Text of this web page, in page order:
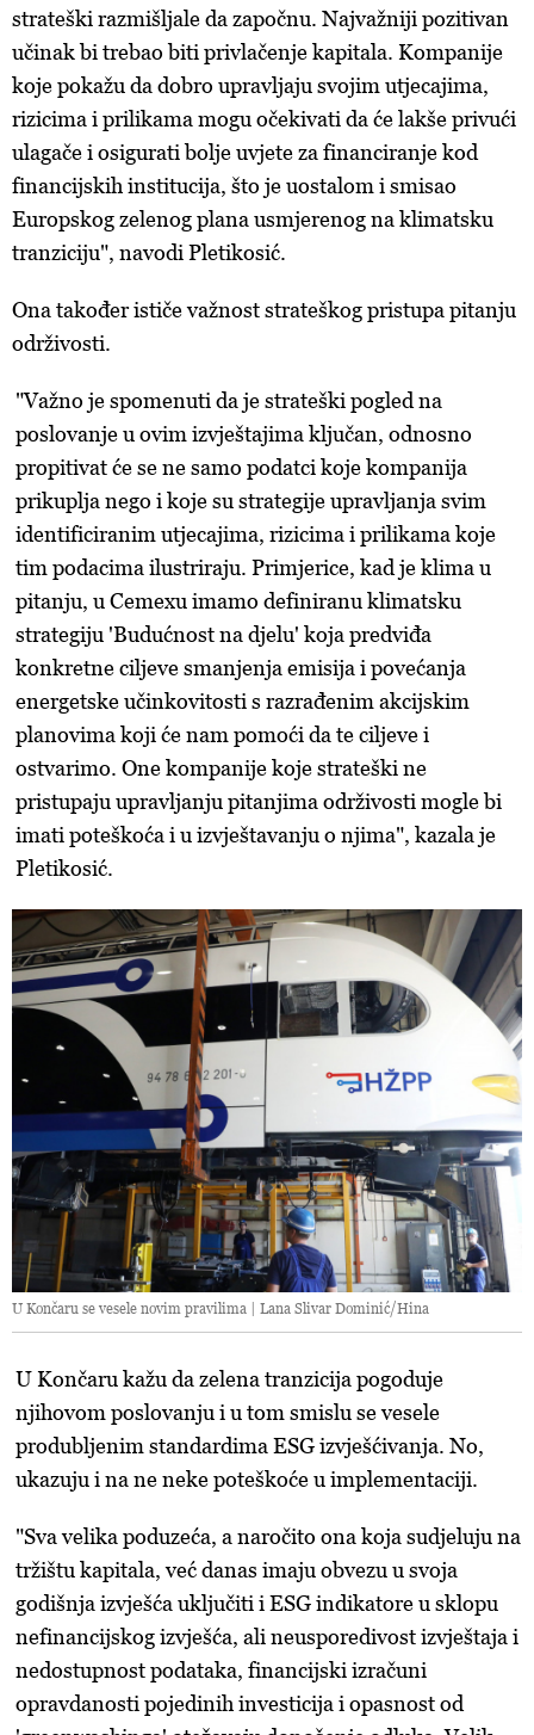
strateški razmišljale da započnu. Najvažniji pozitivan
učinak bi trebao biti privlačenje kapitala. Kompanije
koje pokažu da dobro upravljaju svojim utjecajima,
rizicima i prilikama mogu očekivati da će lakše privući
ulagače i osigurati bolje uvjete za financiranje kod
financijskih institucija, što je uostalom i smisao
Europskog zelenog plana usmjerenog na klimatsku
tranziciju", navodi Pletikosić.
Ona također ističe važnost strateškog pristupa pitanju
održivosti.
"Važno je spomenuti da je strateški pogled na
poslovanje u ovim izvještajima ključan, odnosno
propitivat će se ne samo podatci koje kompanija
prikuplja nego i koje su strategije upravljanja svim
identificiranim utjecajima, rizicima i prilikama koje
tim podacima ilustriraju. Primjerice, kad je klima u
pitanju, u Cemexu imamo definiranu klimatsku
strategiju 'Budućnost na djelu' koja predviđa
konkretne ciljeve smanjenja emisija i povećanja
energetske učinkovitosti s razrađenim akcijskim
planovima koji će nam pomoći da te ciljeve i
ostvarimo. One kompanije koje strateški ne
pristupaju upravljanju pitanjima održivosti mogle bi
imati poteškoća i u izvještavanju o njima", kazala je
Pletikosić.
U Končaru se vesele novim pravilima | Lana Slivar Dominić/Hina
U Končaru kažu da zelena tranzicija pogoduje
njihovom poslovanju i u tom smislu se vesele
produbljenim standardima ESG izvješćivanja. No,
ukazuju i na ne neke poteškoće u implementaciji.
"Sva velika poduzeća, a naročito ona koja sudjeluju na
tržištu kapitala, već danas imaju obvezu u svoja
godišnja izvješća uključiti i ESG indikatore u sklopu
nefinancijskog izvješća, ali neusporedivost izvještaja i
nedostupnost podataka, financijski izračuni
opravdanosti pojedinih investicija i opasnost od